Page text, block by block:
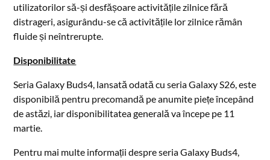
utilizatorilor să-și desfășoare activitățile zilnice fără
distrageri, asigurându-se că activitățile lor zilnice rămân
fluide și neîntrerupte.
Disponibilitate
Seria Galaxy Buds4, lansată odată cu seria Galaxy S26, este
disponibilă pentru precomandă pe anumite piețe începând
de astăzi, iar disponibilitatea generală va începe pe 11
martie.
Pentru mai multe informații despre seria Galaxy Buds4,